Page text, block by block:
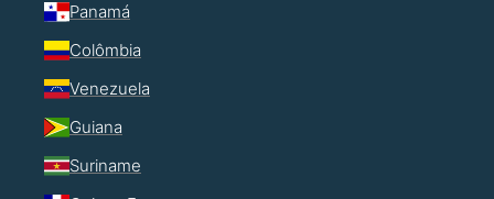
Panamá
Colômbia
Venezuela
Guiana
Suriname